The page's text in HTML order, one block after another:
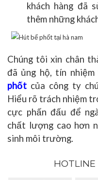
khách hàng đã
thêm những
Chúng tôi xin chân
đã ủng hộ, tín
phốt của công ty
Hiểu rõ trách nhiệm
cực phấn đấu để
chất lượng cao hơn
sinh môi trường.